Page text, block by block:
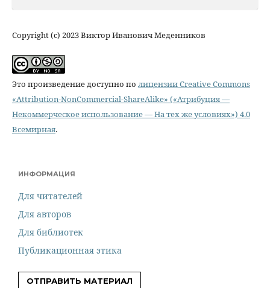
Copyright (c) 2023 Виктор Иванович Меденников
Это произведение доступно по лицензии Creative Commons
«Attribution-NonCommercial-ShareAlike» («Атрибуция —
Некоммерческое использование — На тех же условиях») 4.0
Всемирная.
ИНФОРМАЦИЯ
Для читателей
Для авторов
Для библиотек
Публикационная этика
ОТПРАВИТЬ МАТЕРИАЛ